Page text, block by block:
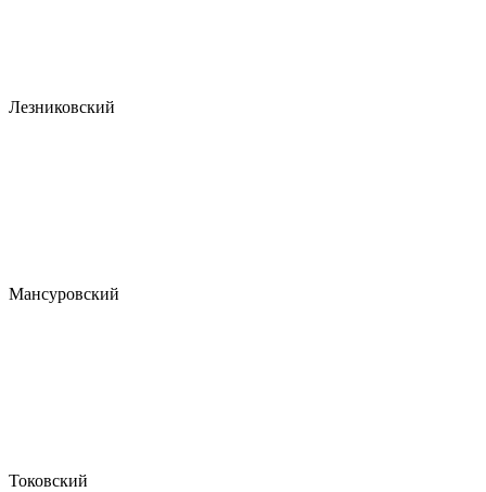
Лезниковский
Мансуровский
Токовский